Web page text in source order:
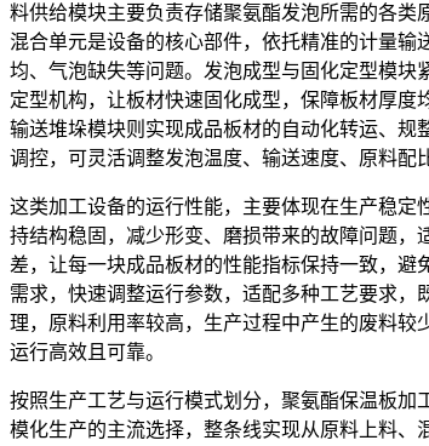
料供给模块主要负责存储聚氨酯发泡所需的各
混合单元是设备的核心部件，依托精准的计量
均、气泡缺失等问题。发泡成型与固化定型模
定型机构，让板材快速固化成型，保障板材厚度
输送堆垛模块则实现成品板材的自动化转运、
调控，可灵活调整发泡温度、输送速度、原料配
这类加工设备的运行性能，主要体现在生产稳
持结构稳固，减少形变、磨损带来的故障问题
差，让每一块成品板材的性能指标保持一致，
需求，快速调整运行参数，适配多种工艺要求
理，原料利用率较高，生产过程中产生的废料
运行高效且可靠。
按照生产工艺与运行模式划分，聚氨酯保温板
模化生产的主流选择，整条线实现从原料上料